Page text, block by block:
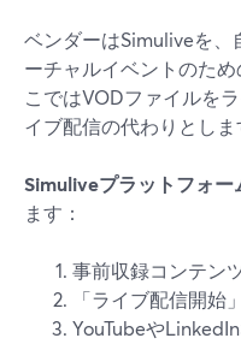
ベンダーはSimuliveを
ーチャルイベントのた
こではVODファイルを
イブ配信の代わりとしま
Simuliveプラットフォー
ます：
事前収録コンテン
「ライブ配信開始
YouTubeや